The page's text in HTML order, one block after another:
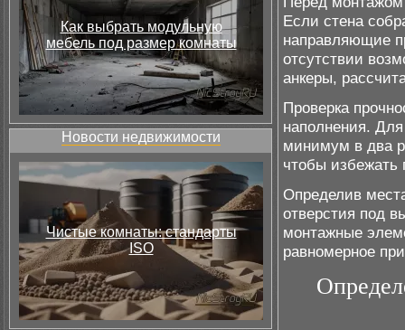
Как выбрать модульную
мебель под размер комнаты
Новости недвижимости
Чистые комнаты: стандарты
ISO
Если стена
направляющие
отсутствии
анкеры,
Проверка
наполнения.
минимум в два
чтобы избежать
Определив
отверстия под
монтажные
равномерное